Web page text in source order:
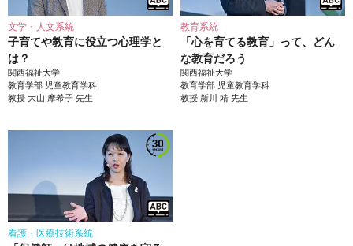
文学・人文系統
子育てや教育に役立つ心理学と
は？
関西福祉大学
教育学部 児童教育学科
教授 大山 摩希子先生
教育系統
「心を育てる教育」って、どん
な教育だろう
関西福祉大学
教育学部 児童教育学科
教授 新川 靖 先生
看護・医療技術系統